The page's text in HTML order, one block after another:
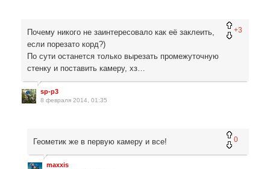
+3
Почему никого не заинтересовало как её заклеить,
если порезато корд?)
По сути останется только вырезать промежуточную
стенку и поставить камеру, хз…
sp-p3
8 февраля 2014, 01:35
0
Геометик же в первую камеру и все!
maxxis